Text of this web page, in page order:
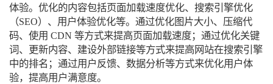
体验。优化的内容包括页面加载速度优化、搜索引擎优化
（SEO）、用户体验优化等。通过优化图片大小、压缩代
码、使用 CDN 等方式来提高页面加载速度；通过优化关键
词、更新内容、建设外部链接等方式来提高网站在搜索引擎
中的排名；通过用户反馈、数据分析等方式来优化用户体
验，提高用户满意度。